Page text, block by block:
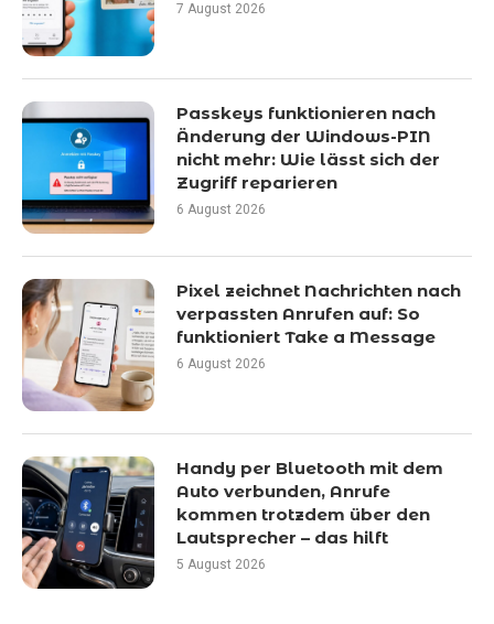
7 August 2026
Passkeys funktionieren nach
Änderung der Windows-PIN
nicht mehr: Wie lässt sich der
Zugriff reparieren
6 August 2026
Pixel zeichnet Nachrichten nach
verpassten Anrufen auf: So
funktioniert Take a Message
6 August 2026
Handy per Bluetooth mit dem
Auto verbunden, Anrufe
kommen trotzdem über den
Lautsprecher – das hilft
5 August 2026